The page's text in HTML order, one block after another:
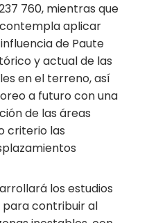
760, mientras que
contempla aplicar
de Paute
y actual de las
en el terreno, así
a futuro con una
de las áreas
criterio las
los estudios
contribuir al